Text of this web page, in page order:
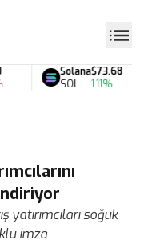
Solana
SOL
$73.68
1.11%
soğuk
imza